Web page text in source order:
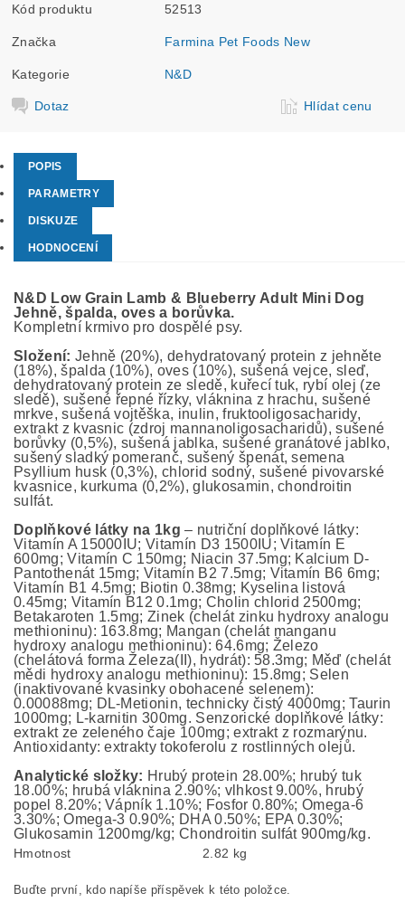
Kód produktu 52513
Značka Farmina Pet Foods New
Kategorie N&D
Dotaz Hlídat cenu
POPIS
PARAMETRY
DISKUZE
HODNOCENÍ
N&D Low Grain Lamb & Blueberry Adult Mini Dog
Jehně, špalda, oves a borůvka.
Kompletní krmivo pro dospělé psy.
Složení: Jehně (20%), dehydratovaný protein z jehněte
(18%), špalda (10%), oves (10%), sušená vejce, sleď,
dehydratovaný protein ze sledě, kuřecí tuk, rybí olej (ze
sledě), sušené řepné řízky, vláknina z hrachu, sušené
mrkve, sušená vojtěška, inulin, fruktooligosacharidy,
extrakt z kvasnic (zdroj mannanoligosacharidů), sušené
borůvky (0,5%), sušená jablka, sušené granátové jablko,
sušený sladký pomeranč, sušený špenát, semena
Psyllium husk (0,3%), chlorid sodný, sušené pivovarské
kvasnice, kurkuma (0,2%), glukosamin, chondroitin
sulfát.
Doplňkové látky na 1kg– nutriční doplňkové látky:
Vitamín A 15000IU; Vitamín D3 1500IU; Vitamín E
600mg; Vitamín C 150mg; Niacin 37.5mg; Kalcium D-
Pantothenát 15mg; Vitamín B2 7.5mg; Vitamín B6 6mg;
Vitamín B1 4.5mg; Biotin 0.38mg; Kyselina listová
0.45mg; Vitamín B12 0.1mg; Cholin chlorid 2500mg;
Betakaroten 1.5mg; Zinek (chelát zinku hydroxy analogu
methioninu): 163.8mg; Mangan (chelát manganu
hydroxy analogu methioninu): 64.6mg; Železo
(chelátová forma Železa(II), hydrát): 58.3mg; Měď (chelát
mědi hydroxy analogu methioninu): 15.8mg; Selen
(inaktivované kvasinky obohacené selenem):
0.00088mg; DL-Metionin, technicky čistý 4000mg; Taurin
1000mg; L-karnitin 300mg. Senzorické doplňkové látky:
extrakt ze zeleného čaje 100mg; extrakt z rozmarýnu.
Antioxidanty: extrakty tokoferolu z rostlinných olejů.
Analytické složky: Hrubý protein 28.00%; hrubý tuk
18.00%; hrubá vláknina 2.90%; vlhkost 9.00%, hrubý
popel 8.20%; Vápník 1.10%; Fosfor 0.80%; Omega-6
3.30%; Omega-3 0.90%; DHA 0.50%; EPA 0.30%;
Glukosamin 1200mg/kg; Chondroitin sulfát 900mg/kg.
Hmotnost 2.82 kg
Buďte první, kdo napíše příspěvek k této položce.